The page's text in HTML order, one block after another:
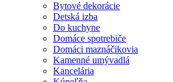
Bytové dekorácie
Detská izba
Do kuchyne
Domáce spotrebiče
Domáci maznáčikovia
Kamenné umývadlá
Kancelária